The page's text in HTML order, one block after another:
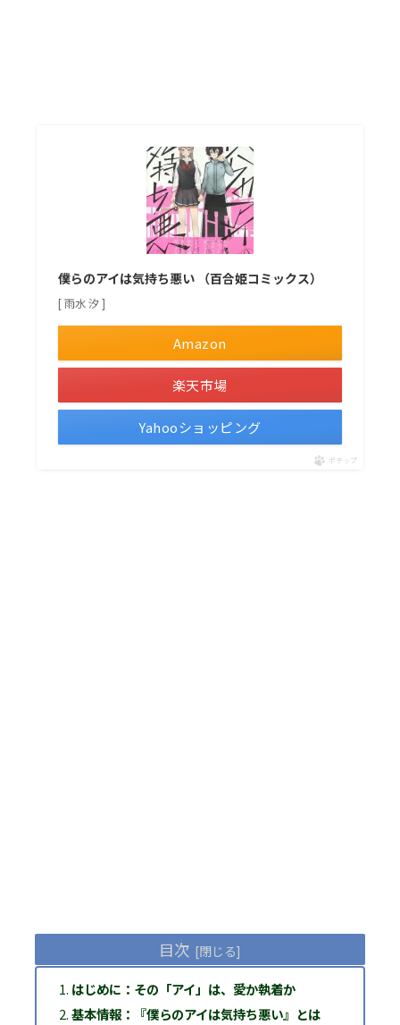
僕らのアイは気持ち悪い （百合姫コミックス）
[ 雨水 汐 ]
Amazon
楽天市場
Yahooショッピング
ポチップ
目次
はじめに：その「アイ」は、愛か執着か
基本情報：『僕らのアイは気持ち悪い』とは